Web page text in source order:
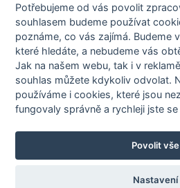
Členové STOBklubu
Zásady nakládání s osobními údaji
Otestujte se
Spočítejte si
Výzva 52
Potřebujeme od vás povolit
souhlasem budeme používat
poznáme,co vás zajímá. Budeme
které hledáte, a nebudeme vás
Jak na našem webu, tak i v
souhlas můžete kdykoliv odvolat.
používáme i cookies, které jsou
fungovaly správně a rychleji jste
Povolit vše
Nastavení